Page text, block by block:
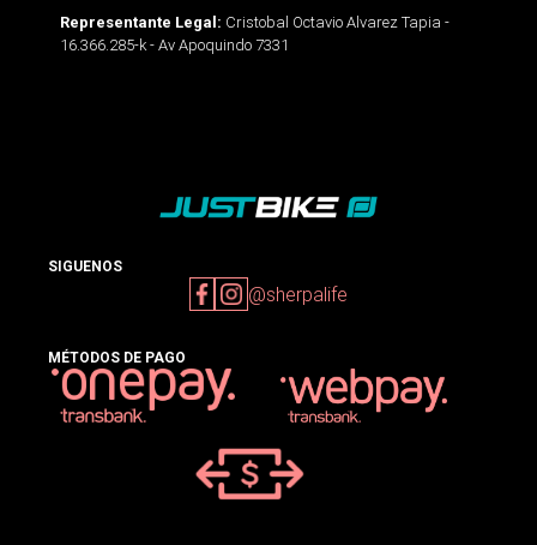
Representante Legal: Cristobal Octavio Alvarez Tapia -
16.366.285-k - Av Apoquindo 7331
SIGUENOS
@sherpalife
MÉTODOS DE PAGO